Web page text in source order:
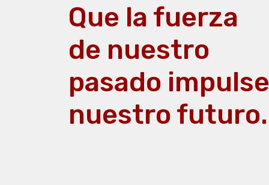
Que la fuerza
de nuestro
pasado impulse
nuestro futuro.